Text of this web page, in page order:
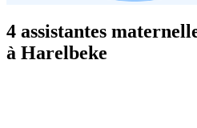
4 assistantes
à Harelbeke